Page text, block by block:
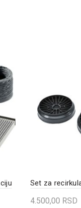
Set za
4.500,00 RSD